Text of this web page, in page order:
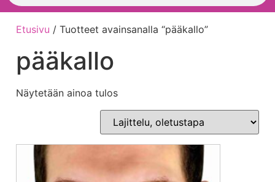
Etusivu / Tuotteet avainsanalla “pääkallo”
pääkallo
Näytetään ainoa tulos